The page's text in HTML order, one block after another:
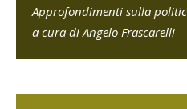
Approfondimenti sulla
a cura di Angelo Frascarelli